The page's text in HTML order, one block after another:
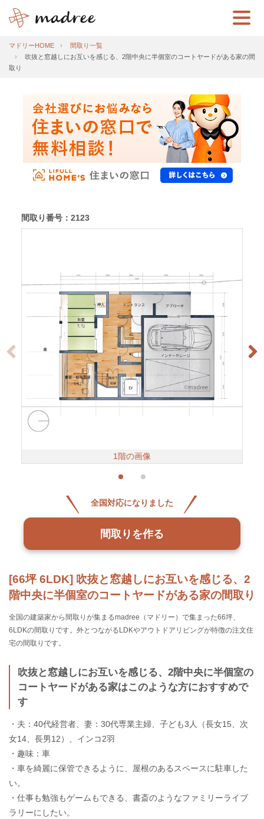
マドリーHOME
間取り一覧
吹抜と窓越しにお互いを感じる、2階中央に半個室のコートヤードがある家の間
取り
[66坪 6LDK] 吹抜と窓越しにお互いを感じる、2
階中央に半個室のコートヤードがある家の間取り
全国の建築家から間取りが集まるmadree（マドリー）で集まった66坪、
6LDKの間取りです。外とつながるLDKやアウトドアリビングが特徴の注文住
宅の間取りです。
吹抜と窓越しにお互いを感じる、2階中央に半個室の
コートヤードがある家はこのような方におすすめで
す
・夫：40代経営者、妻：30代専業主婦、子ども3人（長女15、次
女14、長男12）、インコ2羽
・趣味：車
・車を綺麗に保管できるように、屋根のあるスペースに駐車した
い。
・仕事も勉強もゲームもできる、書斎のようなファミリーライブ
ラリーにしたい。
間取り番号：2123
1階の画像
全国対応になりました
間取りを作る